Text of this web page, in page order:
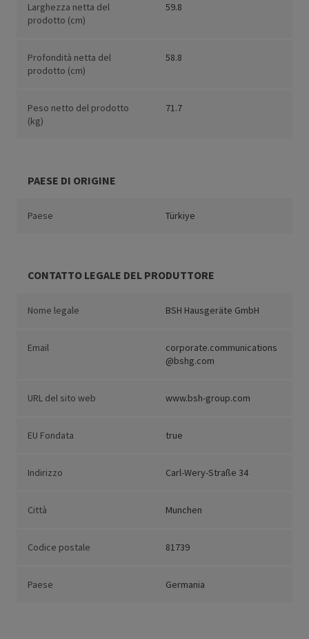
Larghezza netta del
prodotto (cm)
59.8
Profondità netta del
prodotto (cm)
58.8
Peso netto del prodotto
(kg)
71.7
PAESE DI ORIGINE
Paese Türkiye
CONTATTO LEGALE DEL PRODUTTORE
Nome legale BSH Hausgeräte GmbH
Email
corporate.communications
@bshg.com
URL del sito web www.bsh-group.com
EU Fondata true
Indirizzo Carl-Wery-Straße 34
Città Munchen
Codice postale 81739
Paese Germania